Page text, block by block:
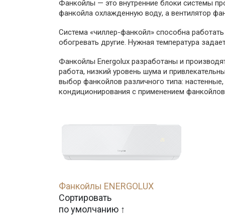
Фанкойлы — это внутренние блоки системы
фанкойла охлажденную воду, а вентилятор
Система «чиллер-фанкойл» способна
обогревать другие. Нужная температура
Фанкойлы Energolux разработаны и
работа, низкий уровень шума и
выбор фанкойлов различного типа:
кондиционирования с применением
Фанкойлы ENERGOLUX
Сортировать
по умолчанию ↑